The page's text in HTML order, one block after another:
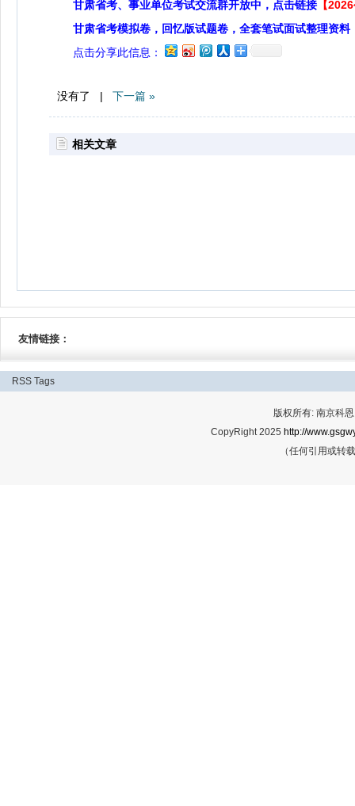
甘肃省考、事业单位考试交流群开放中，点击链接 【
甘肃省考模拟卷，回忆版试题卷，全套笔试面试整理资料
点击分享此信息：
没有了 | 下一篇 »
相关文章
友情链接：
RSS Tags
版权所有: 南京科
CopyRight 2025 http://
（任何引用或转